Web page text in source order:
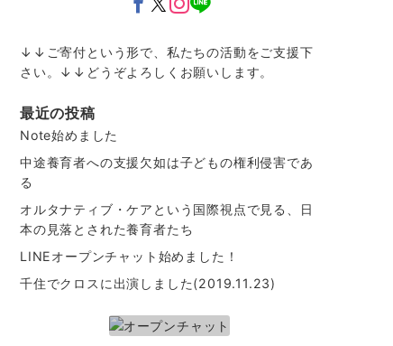
↓↓ご寄付という形で、私たちの活動をご支援下
さい。↓↓どうぞよろしくお願いします。
最近の投稿
Note始めました
中途養育者への支援欠如は子どもの権利侵害であ
る
オルタナティブ・ケアという国際視点で見る、日
本の見落とされた養育者たち
LINEオープンチャット始めました！
千住でクロスに出演しました(2019.11.23)